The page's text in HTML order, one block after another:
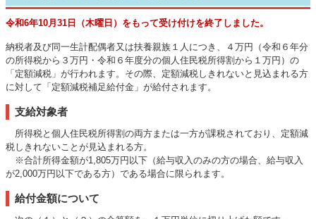
令和6年10月31日（木曜日）をもって受け付けを終了しました。
納税者及び同一生計配偶者又は扶養親族１人につき、４万円（令和６年分
の所得税から３万円・令和６年度分の個人住民税所得割から１万円）の
「定額減税」が行われます。その際、定額減税しきれないと見込まれる方
に対して「定額減税補足給付金」が給付されます。
支給対象者
所得税と個人住民税所得割の両方または一方が課税されており、定額減
税しきれないことが見込まれる方。
※合計所得金額が1,805万円以下（給与収入のみの方の場合、給与収入
が2,000万円以下である方）である場合に限られます。
給付金額について